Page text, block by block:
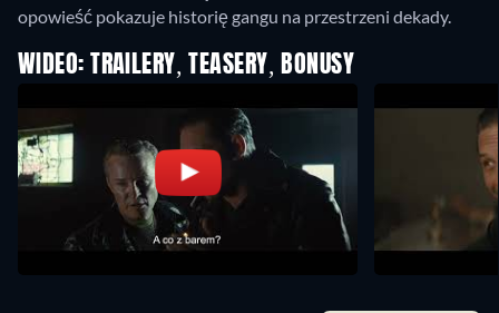
opowieść pokazuje historię gangu na przestrzeni dekady.
WIDEO: TRAILERY, TEASERY, BONUSY